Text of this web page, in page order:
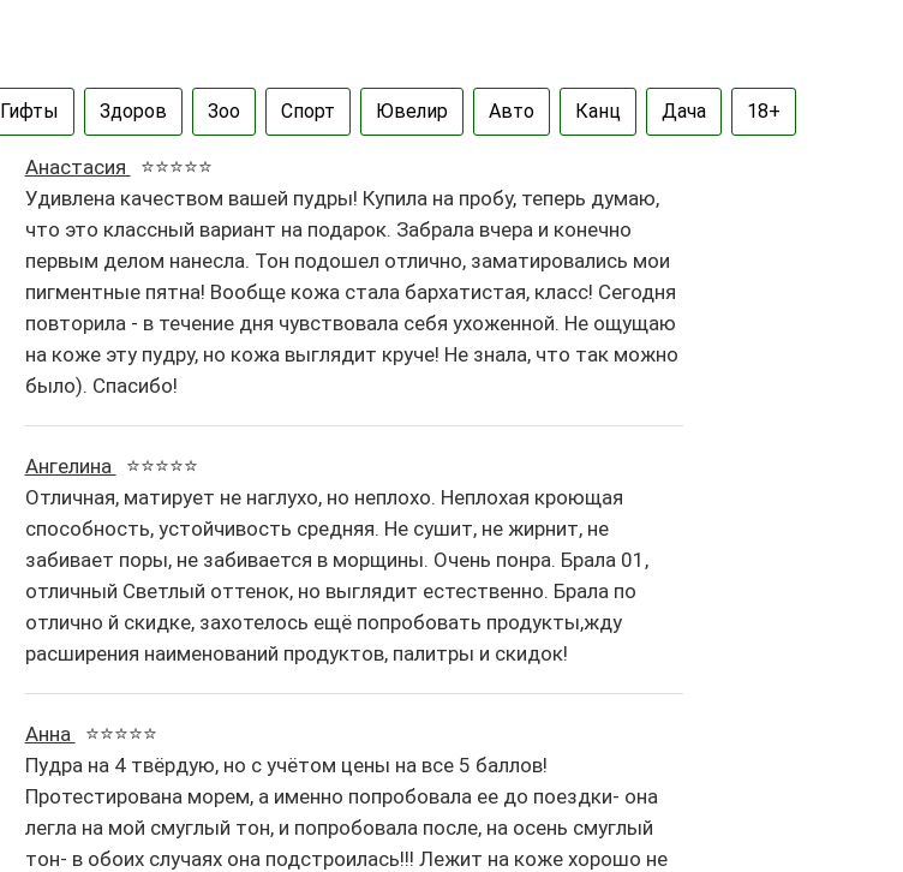
Гифты Здоров Зоо Спорт Ювелир Авто Канц Дача 18+
Анастасия
⭐⭐⭐⭐⭐
Удивлена качеством вашей пудры! Купила на пробу, теперь думаю,
что это классный вариант на подарок. Забрала вчера и конечно
первым делом нанесла. Тон подошел отлично, заматировались мои
пигментные пятна! Вообще кожа стала бархатистая, класс! Сегодня
повторила - в течение дня чувствовала себя ухоженной. Не ощущаю
на коже эту пудру, но кожа выглядит круче! Не знала, что так можно
было). Спасибо!
Ангелина
⭐⭐⭐⭐⭐
Отличная, матирует не наглухо, но неплохо. Неплохая кроющая
способность, устойчивость средняя. Не сушит, не жирнит, не
забивает поры, не забивается в морщины. Очень понра. Брала 01,
отличный Светлый оттенок, но выглядит естественно. Брала по
отлично й скидке, захотелось ещё попробовать продукты,жду
расширения наименований продуктов, палитры и скидок!
Анна
⭐⭐⭐⭐⭐
Пудра на 4 твёрдую, но с учётом цены на все 5 баллов!
Протестирована морем, а именно попробовала ее до поездки- она
легла на мой смуглый тон, и попробовала после, на осень смуглый
тон- в обоих случаях она подстроилась!!! Лежит на коже хорошо не